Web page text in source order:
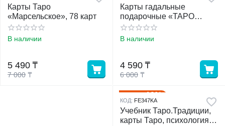
Карты Таро
«Марсельское», 78 карт
В наличии
7 000 ₸
5 490 ₸
Карты гадальные
подарочные «ТАРО
любви», 78 карт
В наличии
6 000 ₸
4 590 ₸
13%
КОД: FE347KA
Учебник Таро.Традиции,
карты Таро, психология и